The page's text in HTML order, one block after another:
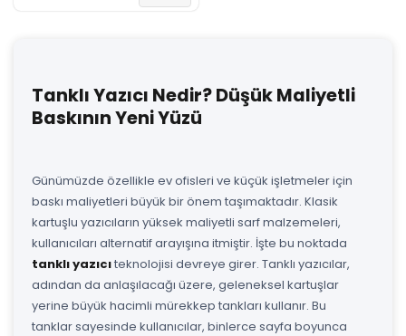
Tanklı Yazıcı Nedir? Düşük Maliyetli
Baskının Yeni Yüzü
Günümüzde özellikle ev ofisleri ve küçük işletmeler için
baskı maliyetleri büyük bir önem taşımaktadır. Klasik
kartuşlu yazıcıların yüksek maliyetli sarf malzemeleri,
kullanıcıları alternatif arayışına itmiştir. İşte bu noktada
tanklı yazıcıteknolojisi devreye girer. Tanklı yazıcılar,
adından da anlaşılacağı üzere, geleneksel kartuşlar
yerine büyük hacimli mürekkep tankları kullanır. Bu
tanklar sayesinde kullanıcılar, binlerce sayfa boyunca